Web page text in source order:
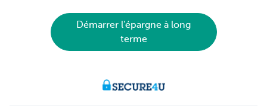
Démarrer l'épargne à long
terme